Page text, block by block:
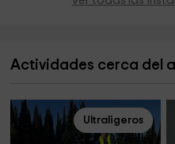
Actividades cerca del
Ultraligeros